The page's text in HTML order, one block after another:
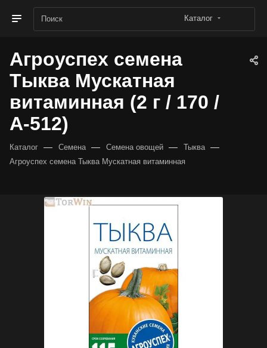
Каталог
Агроуспех семена
Тыква Мускатная
витаминная (2 г / 170 /
А-512)
Каталог — Семена — Семена овощей — Тыква —
Агроуспех семена Тыква Мускатная витаминная